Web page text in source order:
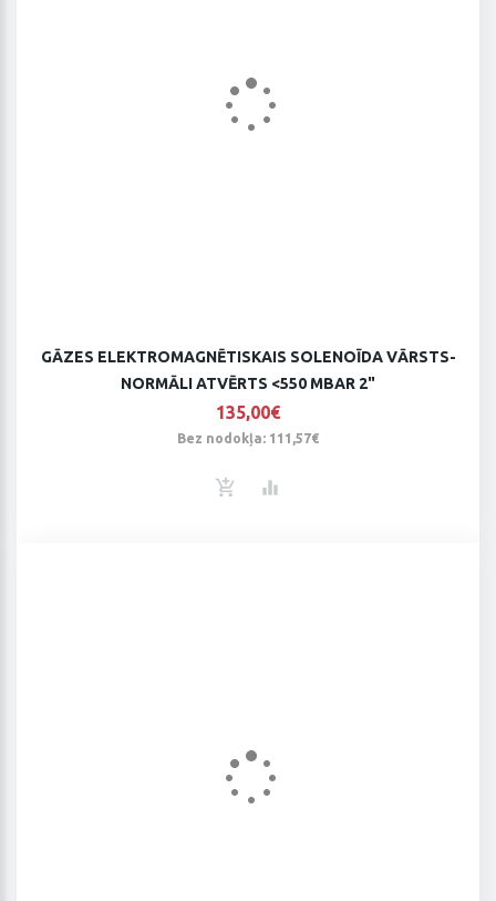
GĀZES ELEKTROMAGNĒTISKAIS SOLENOĪDA VĀRSTS-
NORMĀLI ATVĒRTS <550 MBAR 2"
135,00€
Bez nodokļa: 111,57€